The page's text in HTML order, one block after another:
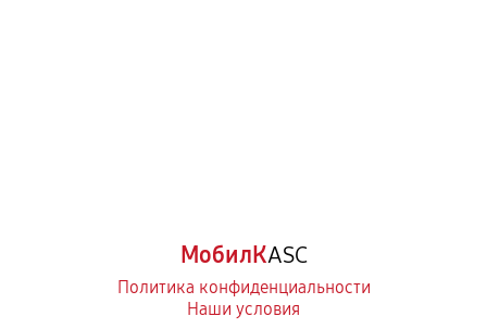
МобилКASC
Политика конфиденциальности
Наши условия